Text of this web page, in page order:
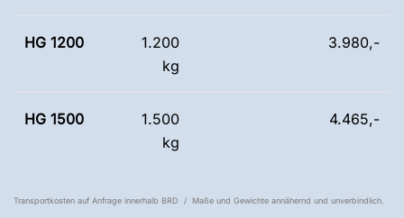
HG 1200
1.200
kg
3.980,-
HG 1500
1.500
kg
4.465,-
Transportkosten auf Anfrage innerhalb BRD / Maße und Gewichte annähernd und unverbindlich.